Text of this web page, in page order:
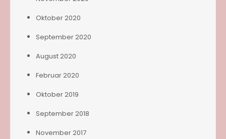
Oktober 2020
September 2020
August 2020
Februar 2020
Oktober 2019
September 2018
November 2017